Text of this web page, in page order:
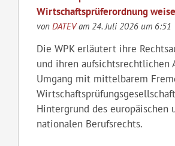
Wirtschaftsprüferordnung
von DATEVam 24. Juli 2026 um 6:51
Die WPK erläutert ihre
und ihren aufsichtsrechtlichen
Umgang mit mittelbarem
Hintergrund des europäischen
nationalen Berufsrechts.